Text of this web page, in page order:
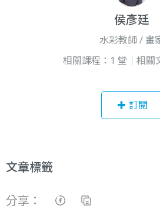
侯彥廷
水彩教師 / 畫
相關課程：1 堂｜相關
訂閱
文章標籤
分享：